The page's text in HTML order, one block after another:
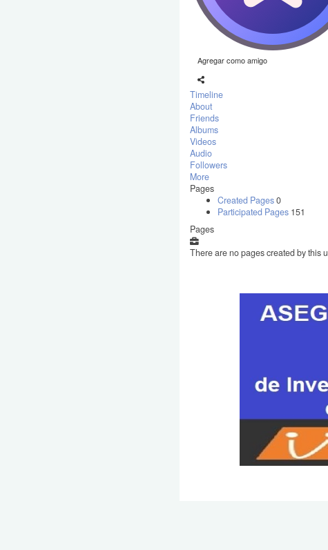
Agregar como amigo
Timeline
About
Friends
Albums
Videos
Audio
Followers
More
Pages
Created Pages0
Participated Pages 151
Pages
There are no pages created by this